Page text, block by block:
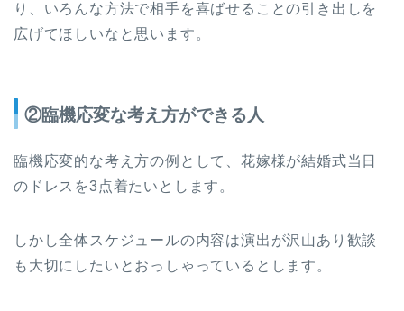
り、いろんな方法で相手を喜ばせることの引き出しを
広げてほしいなと思います。
②臨機応変な考え方ができる人
臨機応変的な考え方の例として、花嫁様が結婚式当日
のドレスを3点着たいとします。
しかし全体スケジュールの内容は演出が沢山あり歓談
も大切にしたいとおっしゃっているとします。